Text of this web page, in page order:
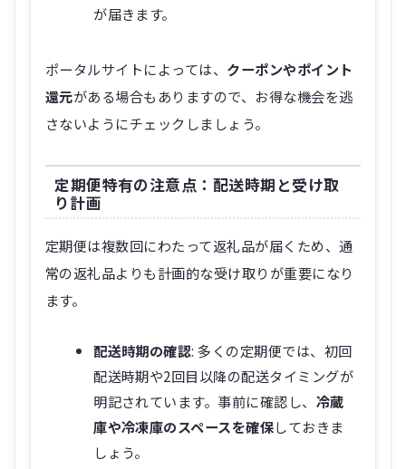
が届きます。
ポータルサイトによっては、 クーポンやポイント
還元がある場合もありますので、お得な機会を逃
さないようにチェックしましょう。
定期便特有の注意点：配送時期と受け取
り計画
定期便は複数回にわたって返礼品が届くため、通
常の返礼品よりも計画的な受け取りが重要になり
ます。
配送時期の確認: 多くの定期便では、初回
配送時期や2回目以降の配送タイミングが
明記されています。事前に確認し、 冷蔵
庫や冷凍庫のスペースを確保しておきま
しょう。